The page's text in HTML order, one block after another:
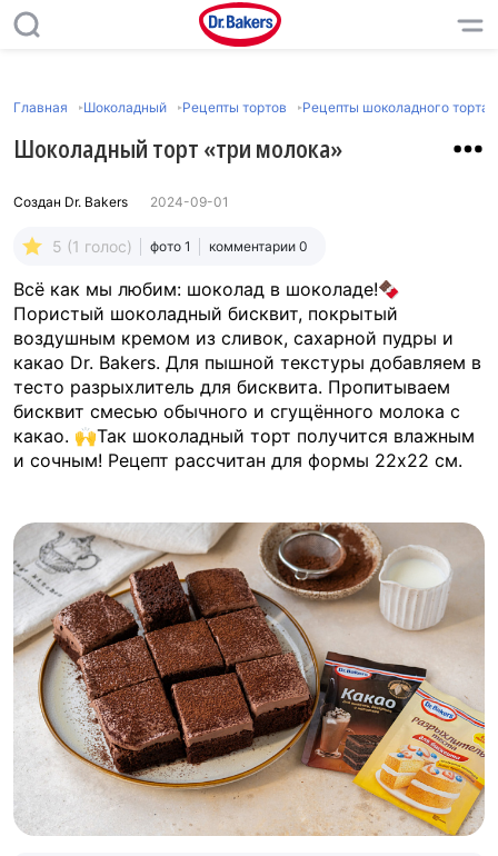
Главная Шоколадный Рецепты тортов Рецепты шоколадного торта
Шоколадный торт «три молока»
Создан Dr. Bakers 2024-09-01
5 (1 голос) фото 1 комментарии 0
Всё как мы любим: шоколад в шоколаде!🍫
Пористый шоколадный бисквит, покрытый
воздушным кремом из сливок, сахарной пудры и
какао Dr. Bakers. Для пышной текстуры добавляем в
тесто разрыхлитель для бисквита. Пропитываем
бисквит смесью обычного и сгущённого молока с
какао. 🙌Так шоколадный торт получится влажным
и сочным! Рецепт рассчитан для формы 22х22 см.